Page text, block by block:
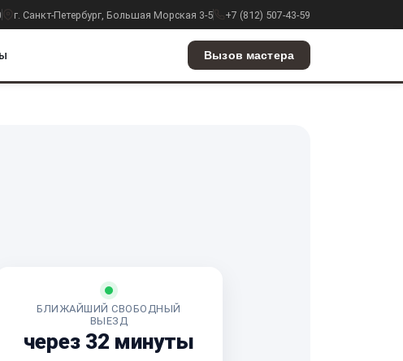
г. Санкт-Петербург, Большая Морская 3-5 +7 (812) 507-43-59
Вызов мастера
БЛИЖАЙШИЙ СВОБОДНЫЙ
ВЫЕЗД
через 32 минуты